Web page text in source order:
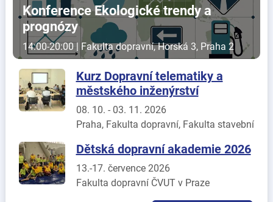
Konference Ekologické trendy a
prognózy
14:00-20:00 | Fakulta dopravní, Horská 3, Praha 2
Kurz Dopravní telematiky a
městského inženýrství
08. 10. - 03. 11. 2026
Praha, Fakulta dopravní, Fakulta stavební
Dětská dopravní akademie 2026
13.-17. července 2026
Fakulta dopravní ČVUT v Praze